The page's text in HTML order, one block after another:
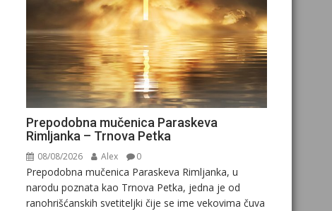
Prepodobna mučenica Paraskeva
Rimljanka – Trnova Petka
08/08/2026 Alex 0
Prepodobna mučenica Paraskeva Rimljanka, u
narodu poznata kao Trnova Petka, jedna je od
ranohrišćanskih svetiteljki čije se ime vekovima čuva